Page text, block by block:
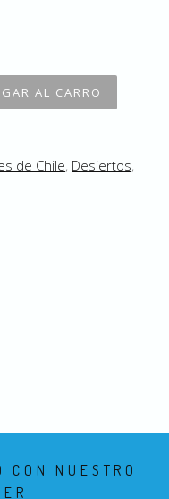
de Chile, Desiertos,
CON NUESTRO